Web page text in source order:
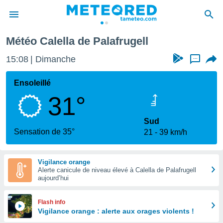
de
Météo Calella de Palafrugell
15:08 Dimanche ...
Ensoleillé
31°
Sensation de 35°
Sud
21
39 km/h
Vigilance orange
Alerte canicule de niveau élevé à Calella de Palafrugell
aujourd’hui
Flash info
Vigilance orange : alerte aux orages violents !